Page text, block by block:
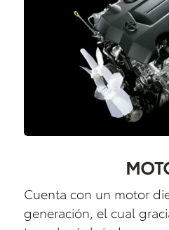
Cuenta con un motor
generación, el cual